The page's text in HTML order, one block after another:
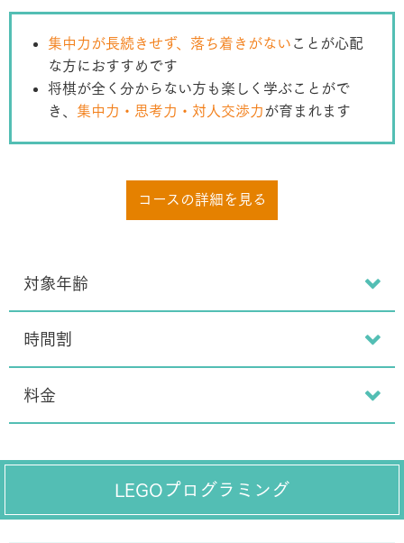
集中力が長続きせず、落ち着きがない ことが心配
な方におすすめです
将棋が全く分からない方も楽しく学ぶことがで
き、 集中力・思考力・対人交渉力 が育まれます
コースの詳細を見る
対象年齢
時間割
料金
LEGOプログラミング